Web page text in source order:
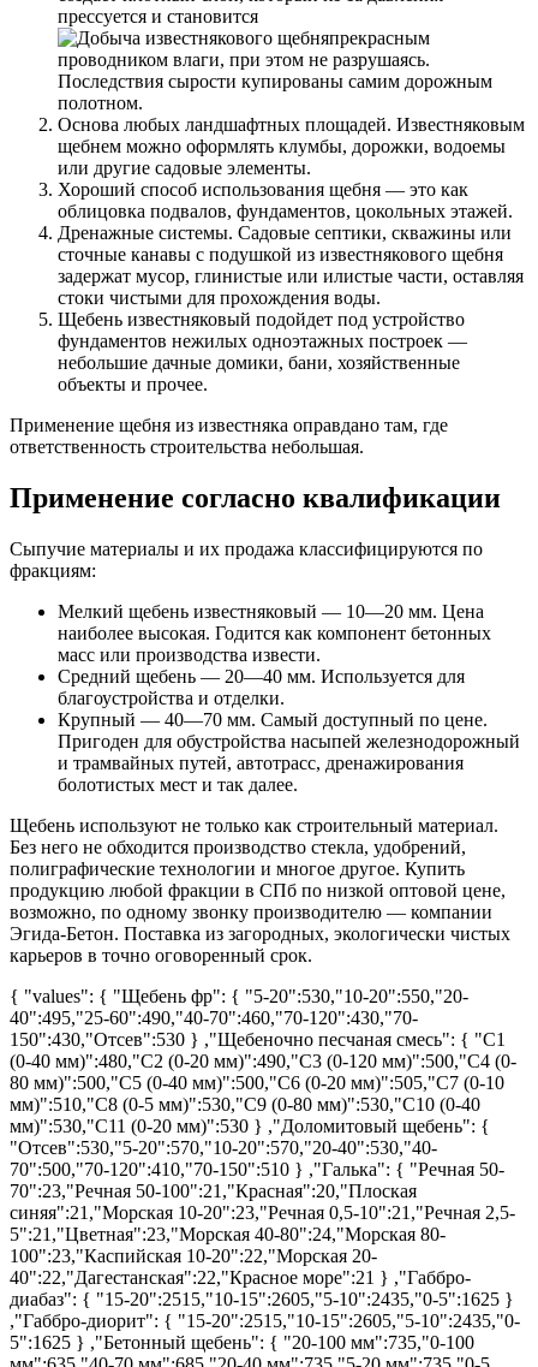
прессуется и становится
прекрасным
проводником влаги, при этом не разрушаясь.
Последствия сырости купированы самим дорожным
полотном.
Основа любых ландшафтных площадей. Известняковым
щебнем можно оформлять клумбы, дорожки, водоемы
или другие садовые элементы.
Хороший способ использования щебня — это как
облицовка подвалов, фундаментов, цокольных этажей.
Дренажные системы. Садовые септики, скважины или
сточные канавы с подушкой из известнякового щебня
задержат мусор, глинистые или илистые части, оставляя
стоки чистыми для прохождения воды.
Щебень известняковый подойдет под устройство
фундаментов нежилых одноэтажных построек ―
небольшие дачные домики, бани, хозяйственные
объекты и прочее.
Применение щебня из известняка оправдано там, где
ответственность строительства небольшая.
Применение согласно квалификации
Сыпучие материалы и их продажа классифицируются по
фракциям:
Мелкий щебень известняковый ― 10―20 мм. Цена
наиболее высокая. Годится как компонент бетонных
масс или производства извести.
Средний щебень ― 20―40 мм. Используется для
благоустройства и отделки.
Крупный ― 40―70 мм. Самый доступный по цене.
Пригоден для обустройства насыпей железнодорожный
и трамвайных путей, автотрасс, дренажирования
болотистых мест и так далее.
Щебень используют не только как строительный материал.
Без него не обходится производство стекла, удобрений,
полиграфические технологии и многое другое. Купить
продукцию любой фракции в СПб по низкой оптовой цене,
возможно, по одному звонку производителю ― компании
Эгида-Бетон. Поставка из загородных, экологически чистых
карьеров в точно оговоренный срок.
{ "values": { "Щебень фр": { "5-20":530,"10-20":550,"20-
40":495,"25-60":490,"40-70":460,"70-120":430,"70-
150":430,"Отсев":530 } ,"Щебеночно песчаная смесь": { "С1
(0-40 мм)":480,"С2 (0-20 мм)":490,"С3 (0-120 мм)":500,"С4 (0-
80 мм)":500,"С5 (0-40 мм)":500,"С6 (0-20 мм)":505,"С7 (0-10
мм)":510,"С8 (0-5 мм)":530,"С9 (0-80 мм)":530,"С10 (0-40
мм)":530,"С11 (0-20 мм)":530 } ,"Доломитовый щебень": {
"Отсев":530,"5-20":570,"10-20":570,"20-40":530,"40-
70":500,"70-120":410,"70-150":510 } ,"Галька": { "Речная 50-
70":23,"Речная 50-100":21,"Красная":20,"Плоская
синяя":21,"Морская 10-20":23,"Речная 0,5-10":21,"Речная 2,5-
5":21,"Цветная":23,"Морская 40-80":24,"Морская 80-
100":23,"Каспийская 10-20":22,"Морская 20-
40":22,"Дагестанская":22,"Красное море":21 } ,"Габбро-
диабаз": { "15-20":2515,"10-15":2605,"5-10":2435,"0-5":1625 }
,"Габбро-диорит": { "15-20":2515,"10-15":2605,"5-10":2435,"0-
5":1625 } ,"Бетонный щебень": { "20-100 мм":735,"0-100